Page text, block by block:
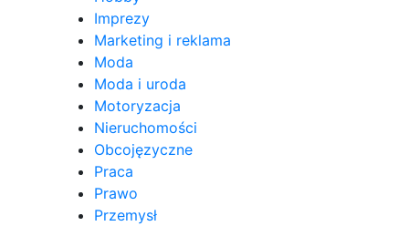
Imprezy
Marketing i reklama
Moda
Moda i uroda
Motoryzacja
Nieruchomości
Obcojęzyczne
Praca
Prawo
Przemysł